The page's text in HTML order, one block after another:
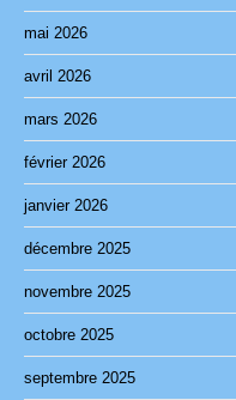
mai 2026
avril 2026
mars 2026
février 2026
janvier 2026
décembre 2025
novembre 2025
octobre 2025
septembre 2025